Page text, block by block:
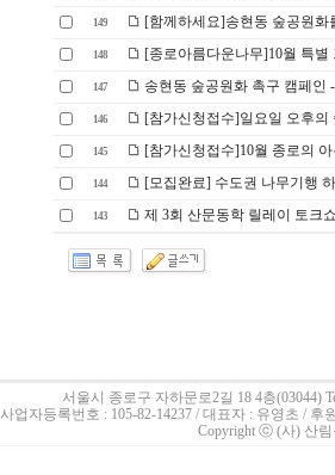
149 [함께하세요]송현동 숲공원화
148 [종로아름다운나무]10월 특
147 송현동 숲공원화 촉구 캠페인
146 [참가신청접수]일요일 오후의
145 [참가신청접수]10월 종로의
144 [모집완료] 수도권 나무기행
143 제 3회 산문동학 릴레이 토크
서울시 종로구 자하문로2길 18 4층(03044)
사업자등록번호 : 105-82-14237 / 대표자 : 유영초 /
Copyright ⓒ (사) 산림